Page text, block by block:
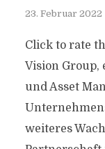
23. Februar 2022
Click to rate
Vision Group,
und Asset
weiteres